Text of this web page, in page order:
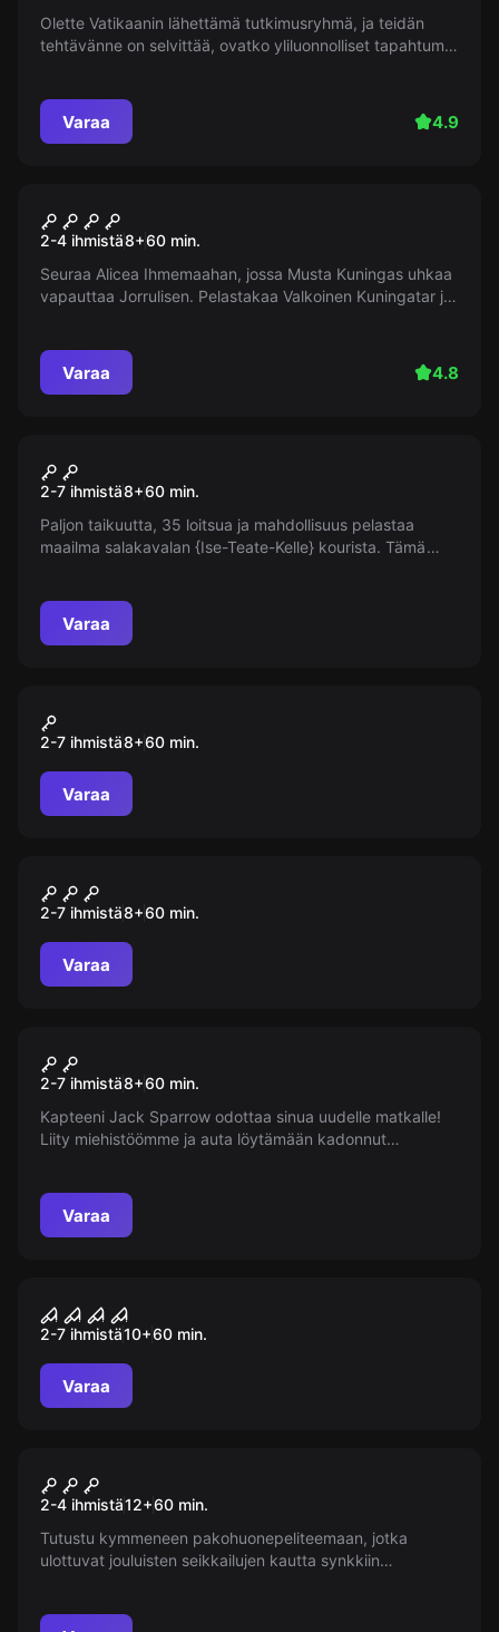
Olette Vatikaanin lähettämä tutkimusryhmä, ja teidän
tehtävänne on selvittää, ovatko yliluonnolliset tapahtumat
salaisuus ja paeta.
Varaa 4.9
Suosittu
Alice'n jäljillä
2-4 ihmistä8+60 min.
Seuraa Alicea Ihmemaahan, jossa Musta Kuningas uhkaa
vapauttaa Jorrulisen. Pelastakaa Valkoinen Kuningatar ja
Varaa 4.8
Harry ja viimeinen varikätkö
2-7 ihmistä8+60 min.
Paljon taikuutta, 35 loitsua ja mahdollisuus pelastaa
maailma salakavalan {Ise-Teate-Kelle} kourista. Tämä
jännittävin seikkailu voi alkaa!
Varaa
Roostes Krabi
2-7 ihmistä8+60 min.
Varaa
Digger
2-7 ihmistä8+60 min.
Varaa
Karibian merirosvoja
2-7 ihmistä8+60 min.
Kapteeni Jack Sparrow odottaa sinua uudelle matkalle!
Liity miehistöömme ja auta löytämään kadonnut
Varaa
Tondimaja
2-7 ihmistä10+60 min.
Varaa
VR pakohuoneet
2-4 ihmistä12+60 min.
Tutustu kymmeneen pakohuonepeliteemaan, jotka
ulottuvat jouluisten seikkailujen kautta synkkiin
mystinen tai hauska, tarjoten jokaiselle maulle ja iälle